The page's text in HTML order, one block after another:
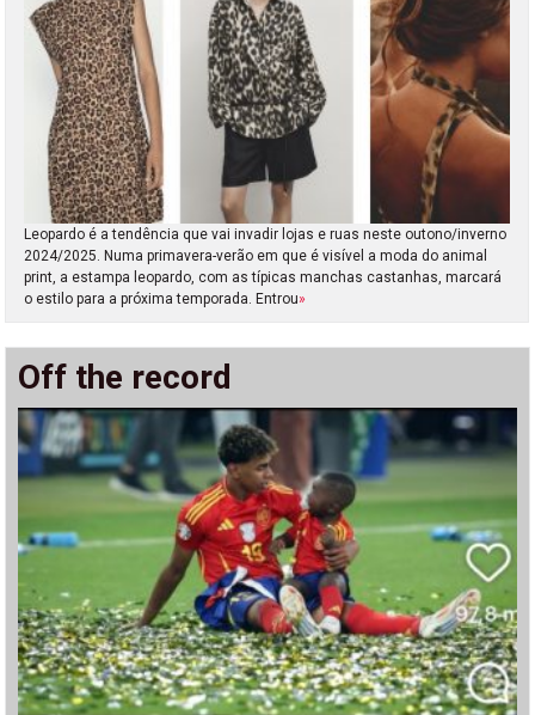
Leopardo é a tendência que vai invadir lojas e ruas neste outono/inverno
2024/2025. Numa primavera-verão em que é visível a moda do animal
print, a estampa leopardo, com as típicas manchas castanhas, marcará
o estilo para a próxima temporada. Entrou»
Off the record